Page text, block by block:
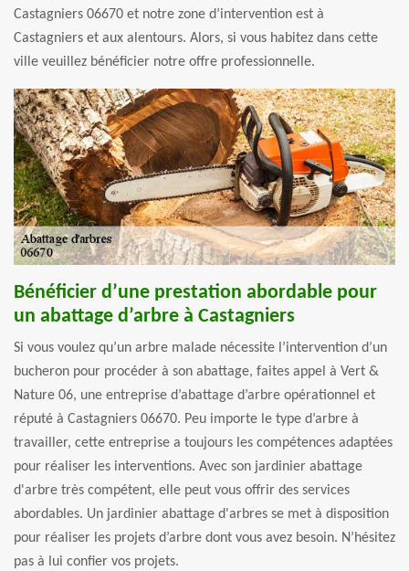
Castagniers 06670 et notre zone d’intervention est à
Castagniers et aux alentours. Alors, si vous habitez dans cette
ville veuillez bénéficier notre offre professionnelle.
Bénéficier d’une prestation abordable pour
un abattage d’arbre à Castagniers
Si vous voulez qu’un arbre malade nécessite l’intervention d’un
bucheron pour procéder à son abattage, faites appel à Vert &
Nature 06, une entreprise d’abattage d’arbre opérationnel et
réputé à Castagniers 06670. Peu importe le type d’arbre à
travailler, cette entreprise a toujours les compétences adaptées
pour réaliser les interventions. Avec son jardinier abattage
d'arbre très compétent, elle peut vous offrir des services
abordables. Un jardinier abattage d'arbres se met à disposition
pour réaliser les projets d’arbre dont vous avez besoin. N’hésitez
pas à lui confier vos projets.